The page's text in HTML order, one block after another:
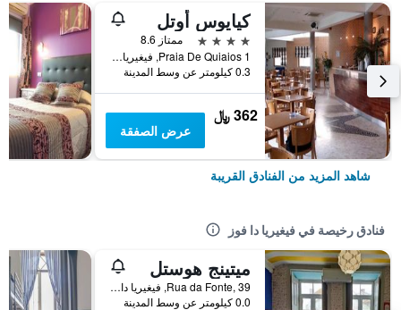
كيايوس أوتل
4 نجوم
ممتاز 8.6
Praia De Quiaios 1, فيغيريا دا فوز, محافظة كويمبرا, البرتغال
0.3 كيلومتر عن وسط المدينة
362 ﷼
عرض الصفقة
شاهد المزيد من الفنادق القريبة
فنادق رخيصة في فيغيريا دا فوز
ميتينج هوستل
Rua da Fonte, 39, فيغيريا دا فوز, محافظة كويمبرا, البرتغال
0.0 كيلومتر عن وسط المدينة